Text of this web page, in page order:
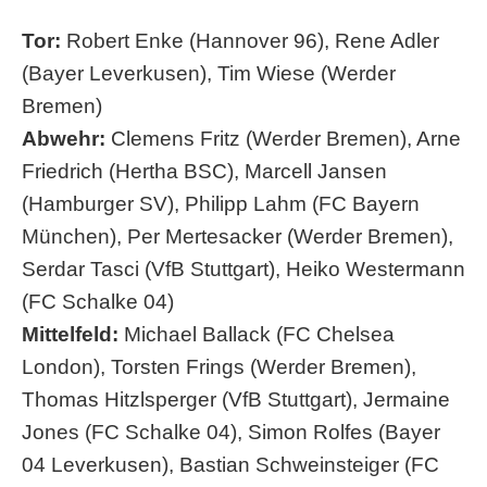
Tor: Robert Enke (Hannover 96), Rene Adler
(Bayer Leverkusen), Tim Wiese (Werder
Bremen)
Abwehr: Clemens Fritz (Werder Bremen), Arne
Friedrich (Hertha BSC), Marcell Jansen
(Hamburger SV), Philipp Lahm (FC Bayern
München), Per Mertesacker (Werder Bremen),
Serdar Tasci (VfB Stuttgart), Heiko Westermann
(FC Schalke 04)
Mittelfeld: Michael Ballack (FC Chelsea
London), Torsten Frings (Werder Bremen),
Thomas Hitzlsperger (VfB Stuttgart), Jermaine
Jones (FC Schalke 04), Simon Rolfes (Bayer
04 Leverkusen), Bastian Schweinsteiger (FC